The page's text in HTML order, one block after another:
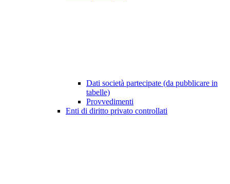
Dati società partecipate (da pubblicare in
tabelle)
Provvedimenti
Enti di diritto privato controllati